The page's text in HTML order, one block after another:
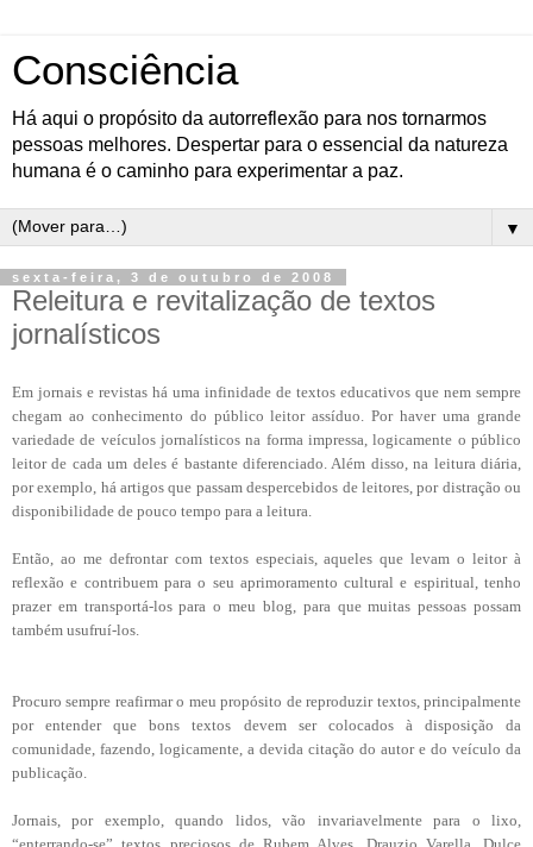
Consciência
Há aqui o propósito da autorreflexão para nos tornarmos
pessoas melhores. Despertar para o essencial da natureza
humana é o caminho para experimentar a paz.
▼
sexta-feira, 3 de outubro de 2008
Releitura e revitalização de textos
jornalísticos
Em jornais e revistas há uma infinidade de textos educativos que nem sempre
chegam ao conhecimento do público leitor assíduo. Por haver uma grande
variedade de veículos jornalísticos na forma impressa, logicamente o público
leitor de cada um deles é bastante diferenciado. Além disso, na leitura diária,
por exemplo, há artigos que passam despercebidos de leitores, por distração ou
disponibilidade de pouco tempo para a leitura.
Então, ao me defrontar com textos especiais, aqueles que levam o leitor à
reflexão e contribuem para o seu aprimoramento cultural e espiritual, tenho
prazer em transportá-los para o meu blog, para que muitas pessoas possam
também usufruí-los.
Procuro sempre reafirmar o meu propósito de reproduzir textos, principalmente
por entender que bons textos devem ser colocados à disposição da
comunidade, fazendo, logicamente, a devida citação do autor e do veículo da
publicação.
Jornais, por exemplo, quando lidos, vão invariavelmente para o lixo,